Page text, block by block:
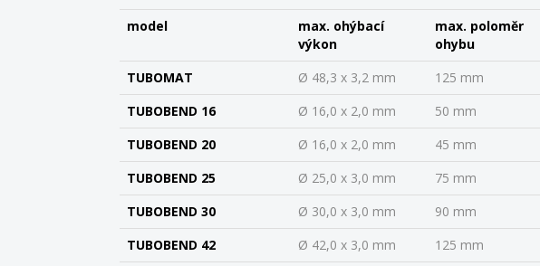
model
max. ohýbací
výkon
max. poloměr
ohybu
TUBOMAT Ø 48,3 x 3,2 mm 125 mm
TUBOBEND 16
Ø 16,0 x 2,0 mm 50 mm
TUBOBEND 20
Ø 16,0 x 2,0 mm 45 mm
TUBOBEND 25
Ø 25,0 x 3,0 mm 75 mm
TUBOBEND 30
Ø 30,0 x 3,0 mm 90 mm
TUBOBEND 42
Ø 42,0 x 3,0 mm 125 mm